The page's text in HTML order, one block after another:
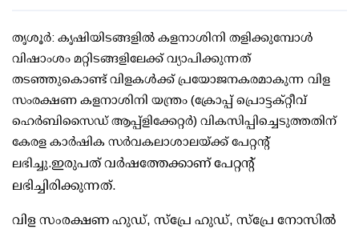
തൃശൂര്‍: കൃഷിയിടങ്ങളില്‍ കളനാശിനി തളിക്കുമ്പോള്‍
വിഷാംശം മറ്റിടങ്ങളിലേക്ക് വ്യാപിക്കുന്നത്
തടഞ്ഞുകൊണ്ട് വിളകള്‍ക്ക് പ്രയോജനകരമാകുന്ന വിള
സംരക്ഷണ കളനാശിനി യന്ത്രം (ക്രോപ്പ് പ്രൊട്ടക്റ്റീവ്
ഹെര്‍ബിസൈഡ് ആപ്പ്‌ളിക്കേറ്റര്‍) വികസിപ്പിച്ചെടുത്തതിന്
കേരള കാര്‍ഷിക സര്‍വകലാശാലയ്ക്ക് പേറ്റന്റ്
ലഭിച്ചു.ഇരുപത് വര്‍ഷത്തേക്കാണ് പേറ്റന്റ്
ലഭിച്ചിരിക്കുന്നത്.
വിള സംരക്ഷണ ഹുഡ്, സ്‌പ്രേ ഹുഡ്, സ്‌പ്രേ നോസില്‍